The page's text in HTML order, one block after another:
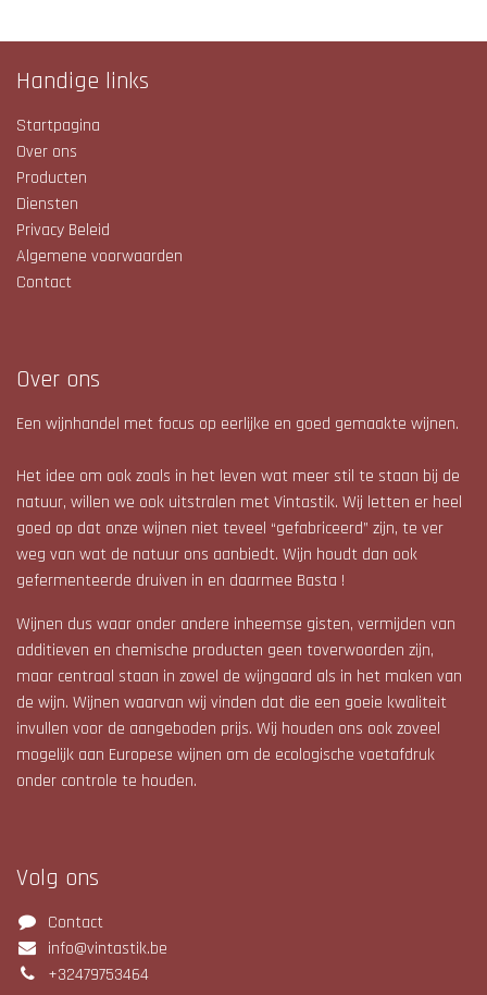
Handige links
Startpagina
Over ons
Producten
Diensten
Privacy Beleid
Algemene voorwaarden
Contact
Over ons
Een wijnhandel met focus op eerlijke en goed gemaakte wijnen.
Het idee om ook zoals in het leven wat meer stil te staan bij de
natuur, willen we ook uitstralen met Vintastik. Wij letten er heel
goed op dat onze wijnen niet teveel “gefabriceerd” zijn, te ver
weg van wat de natuur ons aanbiedt. Wijn houdt dan ook
gefermenteerde druiven in en daarmee Basta !
Wijnen dus waar onder andere inheemse gisten, vermijden van
additieven en chemische producten geen toverwoorden zijn,
maar centraal staan in zowel de wijngaard als in het maken van
de wijn. Wijnen waarvan wij vinden dat die een goeie kwaliteit
invullen voor de aangeboden prijs. Wij houden ons ook zoveel
mogelijk aan Europese wijnen om de ecologische voetafdruk
onder controle te houden.
Volg ons
Contact
info@vintastik.be
+32479753464